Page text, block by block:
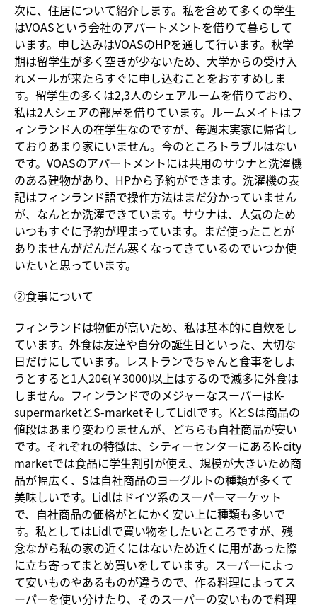
次に、住居について紹介します。私を含めて多くの学生
はVOASという会社のアパートメントを借りて暮らして
います。申し込みはVOASのHPを通して行います。秋学
期は留学生が多く空きが少ないため、大学からの受け入
れメールが来たらすぐに申し込むことをおすすめしま
す。留学生の多くは2,3人のシェアルームを借りており、
私は2人シェアの部屋を借りています。ルームメイトはフ
ィンランド人の在学生なのですが、毎週末実家に帰省し
ておりあまり家にいません。今のところトラブルはない
です。VOASのアパートメントには共用のサウナと洗濯機
のある建物があり、HPから予約ができます。洗濯機の表
記はフィンランド語で操作方法はまだ分かっていません
が、なんとか洗濯できています。サウナは、人気のため
いつもすぐに予約が埋まっています。まだ使ったことが
ありませんがだんだん寒くなってきているのでいつか使
いたいと思っています。
②食事について
フィンランドは物価が高いため、私は基本的に自炊をし
ています。外食は友達や自分の誕生日といった、大切な
日だけにしています。レストランでちゃんと食事をしよ
うとすると1人20€(￥3000)以上はするので滅多に外食は
しません。フィンランドでのメジャーなスーパーはK-
supermarketとS-marketそしてLidlです。KとSは商品の
値段はあまり変わりませんが、どちらも自社商品が安い
です。それぞれの特徴は、シティーセンターにあるK-city
marketでは食品に学生割引が使え、規模が大きいため商
品が幅広く、Sは自社商品のヨーグルトの種類が多くて
美味しいです。Lidlはドイツ系のスーパーマーケット
で、自社商品の価格がとにかく安い上に種類も多いで
す。私としてはLidlで買い物をしたいところですが、残
念ながら私の家の近くにはないため近くに用があった際
に立ち寄ってまとめ買いをしています。スーパーによっ
て安いものやあるものが違うので、作る料理によってス
ーパーを使い分けたり、そのスーパーの安いもので料理